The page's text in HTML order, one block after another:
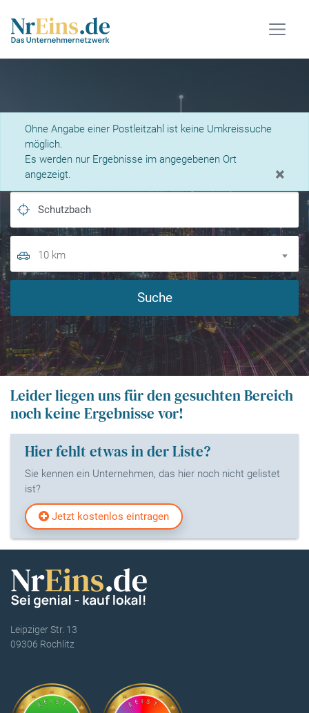
Ohne Angabe einer Postleitzahl ist keine Umkreissuche
möglich.
Es werden nur Ergebnisse im angegebenen Ort
angezeigt.
×
Was suchen Sie?
10 km
Suche
Leider liegen uns für den gesuchten Bereich
noch keine Ergebnisse vor!
Hier fehlt etwas in der Liste?
Sie kennen ein Unternehmen, das hier noch nicht gelistet
ist?
Jetzt kostenlos eintragen
Leipziger Str. 13
09306 Rochlitz